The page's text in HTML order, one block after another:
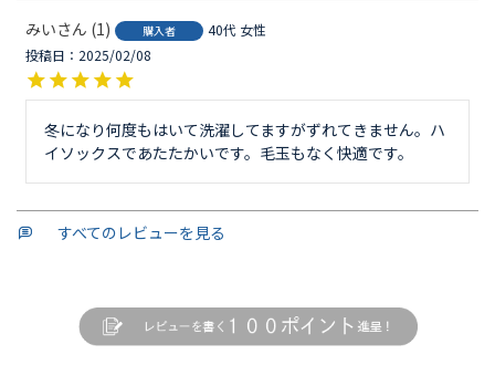
みい 1 購入者 40代 女性
投稿日
2025/02/08
冬になり何度もはいて洗濯してますがずれてきません。ハ
イソックスであたたかいです。毛玉もなく快適です。
すべてのレビューを見る